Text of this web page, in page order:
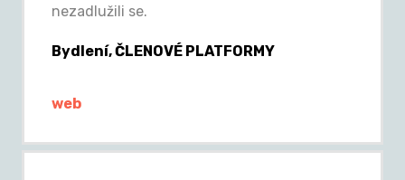
nezadlužili se.
Bydlení, ČLENOVÉ PLATFORMY
web